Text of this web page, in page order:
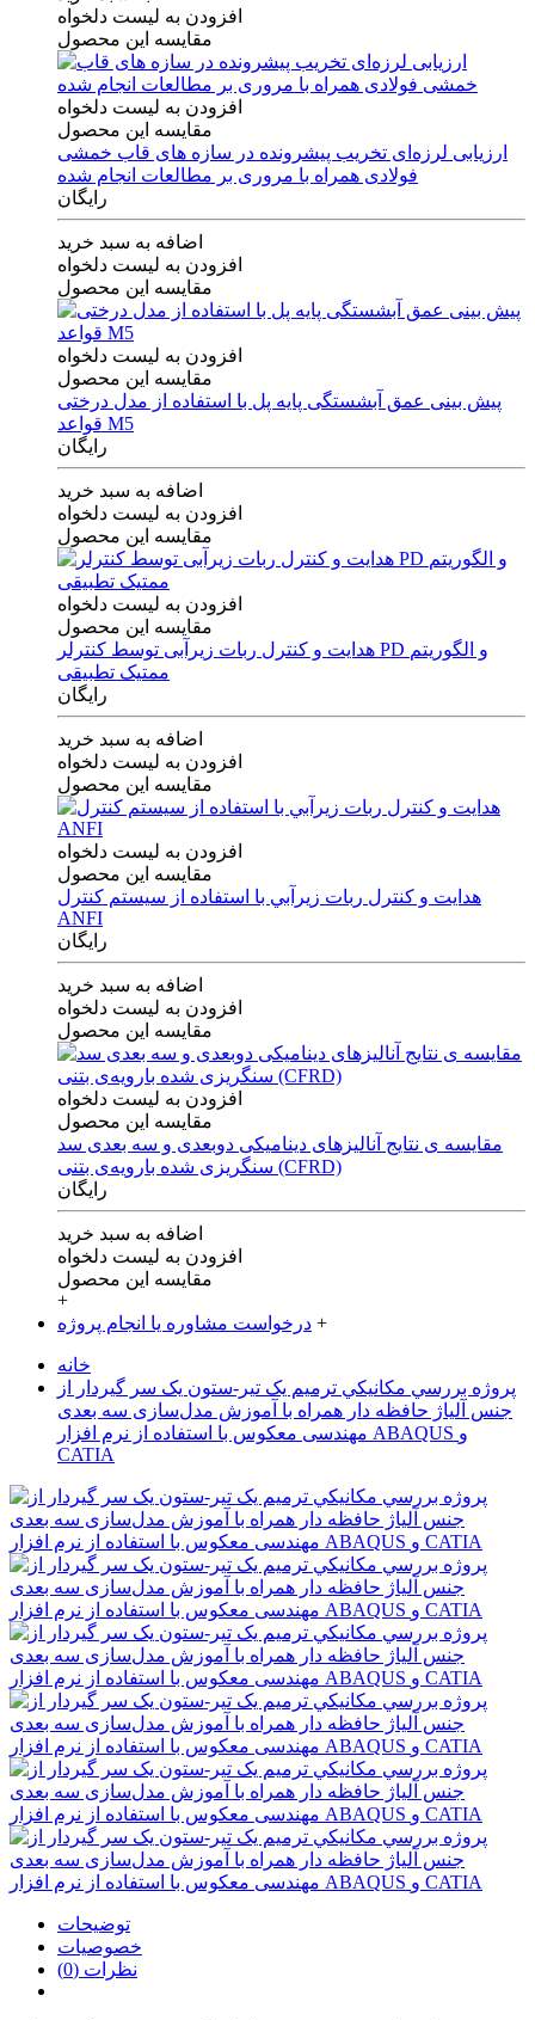
افزودن به لیست دلخواه
مقایسه این محصول
افزودن به لیست دلخواه
مقایسه این محصول
ارزیابی لرزه‌ای تخریب پیشرونده در سازه های قاب خمشی
فولادی همراه با مروری بر مطالعات انجام شده
رایگان
اضافه به سبد خرید
افزودن به لیست دلخواه
مقایسه این محصول
افزودن به لیست دلخواه
مقایسه این محصول
پیش بینی عمق آبشستگی پایه پل با استفاده از مدل درختی
قواعد M5
رایگان
اضافه به سبد خرید
افزودن به لیست دلخواه
مقایسه این محصول
افزودن به لیست دلخواه
مقایسه این محصول
هدایت و کنترل ربات زیرآبی توسط کنترلر PD و الگوریتم
ممتیک تطبیقی
رایگان
اضافه به سبد خرید
افزودن به لیست دلخواه
مقایسه این محصول
افزودن به لیست دلخواه
مقایسه این محصول
هدايت و كنترل ربات زيرآبي با استفاده از سيستم كنترل
ANFI
رایگان
اضافه به سبد خرید
افزودن به لیست دلخواه
مقایسه این محصول
افزودن به لیست دلخواه
مقایسه این محصول
مقایسه ی‌ نتایج آنالیزهای‌ دینامیکی‌ دوبعدی‌ و‌ سه بعدی‌ سد
سنگریزی‌ شده با‌رویه‌ی‌ بتنی‌ (CFRD)
رایگان
اضافه به سبد خرید
افزودن به لیست دلخواه
مقایسه این محصول
+
درخواست مشاوره یا انجام پروژه +
خانه
پروژه بررسي مکانيکي ترمیم یک تیر-ستون یک سر گیردار از
جنس آلیاژ حافظه دار همراه با آموزش مدل‌سازی سه بعدی
مهندسی معکوس با استفاده از نرم افزار ABAQUS و
CATIA
توضیحات
خصوصیات
نظرات (0)